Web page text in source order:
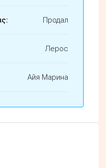
Продал
Лерос
Айя Марина